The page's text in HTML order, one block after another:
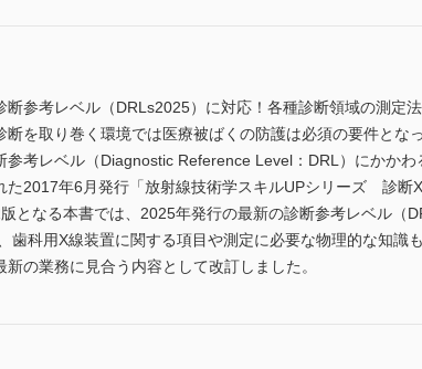
断参考レベル（DRLs2025）に対応！各種診断領域の測定
断を取り巻く環境では医療被ばくの防護は必須の要件と
参考レベル（Diagnostic Reference Level：DRL）にかか
た2017年6月発行「放射線技術学スキルUPシリーズ 診断
となる本書では、2025年発行の最新の診断参考レベル（
歯科用X線装置に関する項目や測定に必要な物理的な知識
新の業務に見合う内容として改訂しました。